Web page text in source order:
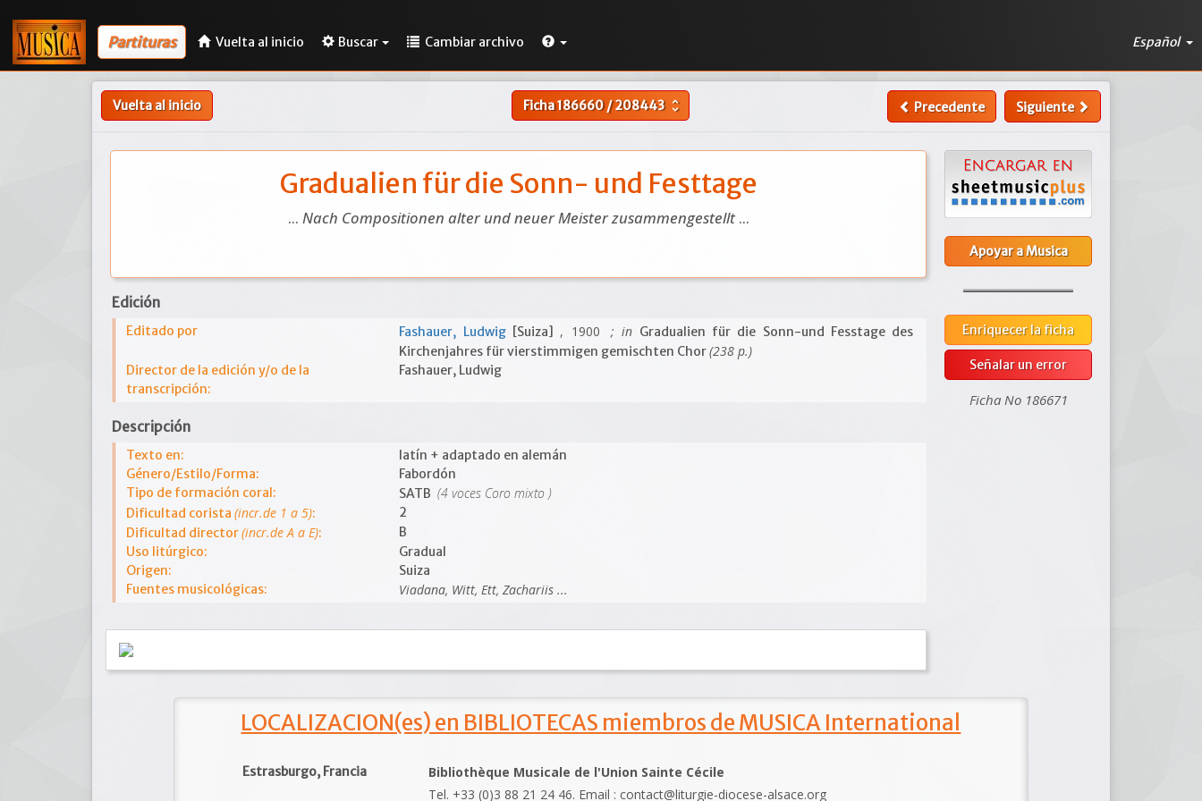
Partituras Vuelta al inicio Buscar Cambiar archivo Español
Vuelta al inicio Ficha186660/208443 unfold_more Precedente Siguiente
Gradualien für die Sonn- und Festtage
... Nach Compositionen alter und neuer Meister zusammengestellt...
Edición
Editado por Fashauer, Ludwig [Suiza] , 1900 ; in Gradualien für die Sonn-und Fesstage des
Kirchenjahres für vierstimmigen gemischten Chor(238 p.)
Director de la edición y/o de la
transcripción:
Fashauer, Ludwig
Descripción
Texto en:
latín + adaptado en alemán
Género/Estilo/Forma:
Fabordón
Tipo de formación coral:
SATB (4 voces Coro mixto )
Dificultad corista (incr.de 1 a 5):
2
Dificultad director(incr.de A a E):
B
Uso litúrgico:
Gradual
Origen:
Suiza
Fuentes musicológicas:
Viadana, Witt, Ett, Zachariis ...
Apoyar a Musica
Enriquecer la ficha
Señalar un error
Ficha No 186671
LOCALIZACION(es) en BIBLIOTECAS miembros de MUSICA International
Estrasburgo, Francia
Bibliothèque Musicale de l'Union Sainte Cécile
Tel. +33 (0)3 88 21 24 46. Email : contact@liturgie-diocese-alsace.org